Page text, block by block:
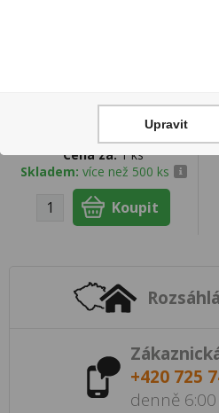
0,75l Tallero Treviso
Cena za:1 ks
Skladem: více než 500 ks
+420 725
denně
Upravit